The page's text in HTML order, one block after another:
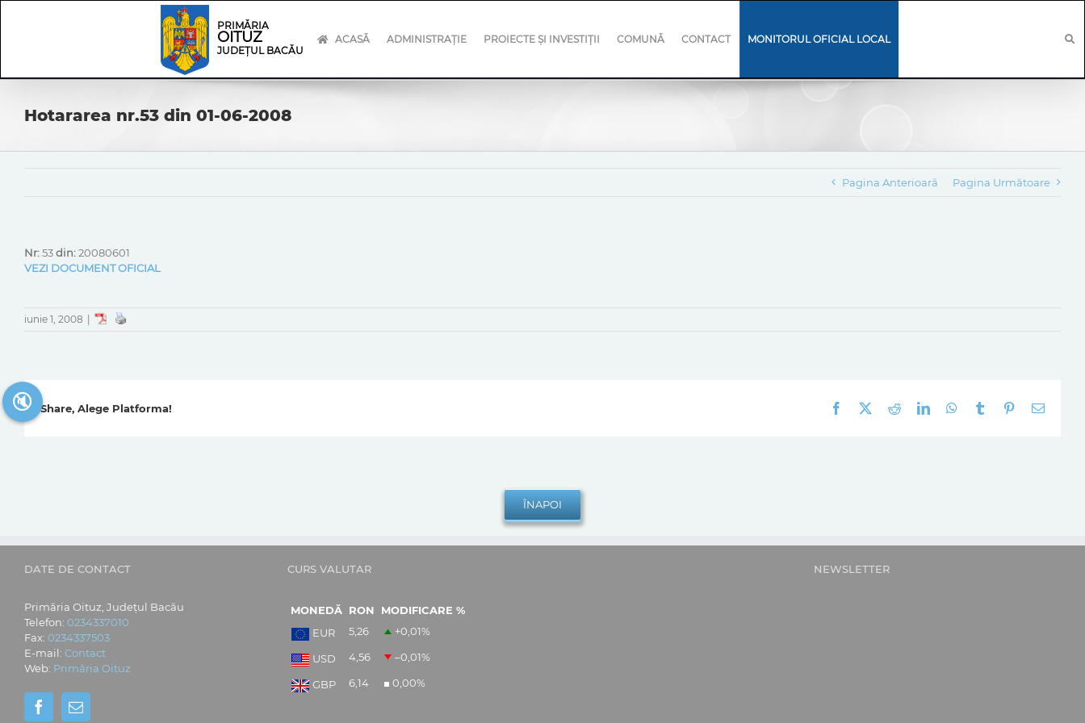
PRIMĂRIA
OITUZ
JUDEȚUL BACĂU
ACASĂ ADMINISTRAȚIE PROIECTE ȘI INVESTIȚII COMUNĂ CONTACT MONITORUL OFICIAL LOCAL
Hotararea nr.53 din 01-06-2008
Pagina Anterioară Pagina Următoare
Nr:53din:20080601
VEZI DOCUMENT OFICIAL
iunie 1, 2008
Share, Alege Platforma! Facebook RedditLinkedInWhatsApp
Tumblr Pinterest
E-
DATE DE CONTACT
Primăria Oituz, Județul Bacău
Telefon: 0234337010
Fax: 0234337503
E-mail: Contact
Web: Primăria Oituz
CURS VALUTAR
MONEDĂ RON
MODIFICARE %
EUR
5,26 +0,01%
USD 4,56 –0,01%
GBP 6,14 0,00%
NEWSLETTER
🔇